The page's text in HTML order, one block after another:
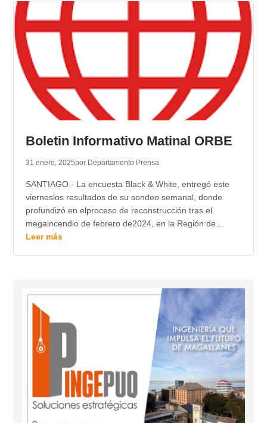
Boletin Informativo Matinal ORBE
31 enero, 2025por Departamento Prensa
SANTIAGO.- La encuesta Black & White, entregó este
vierneslos resultados de su sondeo semanal, donde
profundizó en elproceso de reconstrucción tras el
megaincendio de febrero de2024, en la Región de…
Leer más